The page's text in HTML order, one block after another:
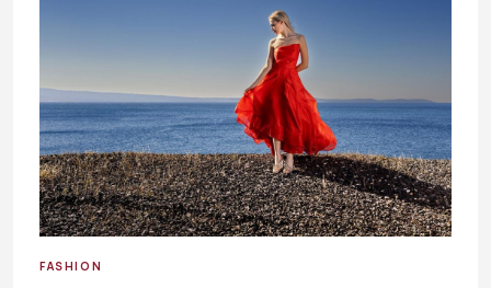
FASHION